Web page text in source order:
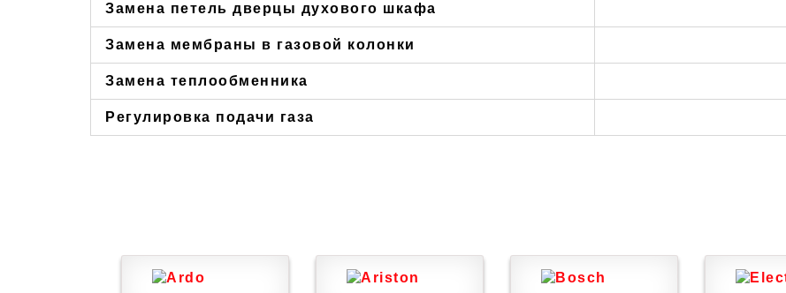
Замена петель дверцы духового шкафа
Замена мембраны в газовой колонки
Замена теплообменника
Регулировка подачи газа